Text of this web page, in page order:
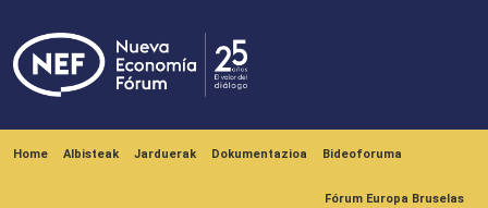
Home Albisteak Jarduerak Dokumentazioa Bideoforuma
Fórum Europa Bruselas